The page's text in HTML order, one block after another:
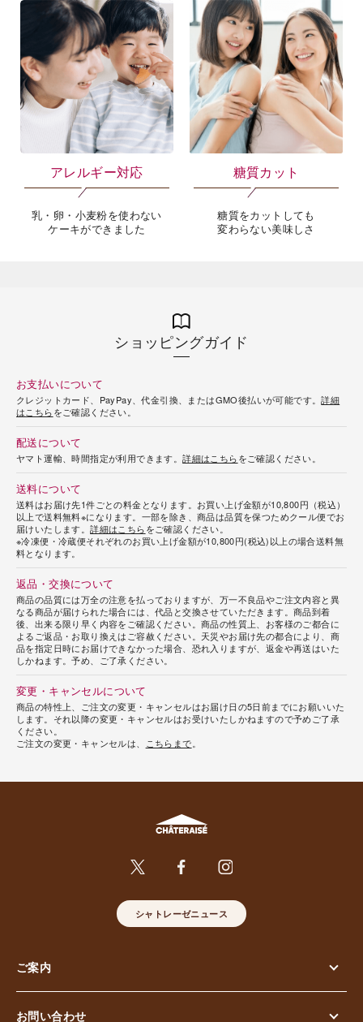
アレルギー対応
乳・卵・小麦粉を使わない
ケーキができました
糖質カット
糖質をカットしても
変わらない美味しさ
ショッピングガイド
お支払いについて
クレジットカード、PayPay、代金引換、またはGMO後払いが可能です。詳細
はこちらをご確認ください。
配送について
ヤマト運輸、時間指定が利用できます。詳細はこちらをご確認ください。
送料について
送料はお届け先1件ごとの料金となります。お買い上げ金額が10,800円（税込）
以上で送料無料※になります。一部を除き、商品は品質を保つためクール便でお
届けいたします。詳細はこちらをご確認ください。
※冷凍便・冷蔵便それぞれのお買い上げ金額が10,800円(税込)以上の場合送料無
料となります。
返品・交換について
商品の品質には万全の注意を払っておりますが、万一不良品やご注文内容と異
なる商品が届けられた場合には、代品と交換させていただきます。商品到着
後、出来る限り早く内容をご確認ください。商品の性質上、お客様のご都合に
よるご返品・お取り換えはご容赦ください。天災やお届け先の都合により、商
品を指定日時にお届けできなかった場合、恐れ入りますが、返金や再送はいた
しかねます。予め、ご了承ください。
変更・キャンセルについて
商品の特性上、ご注文の変更・キャンセルはお届け日の5日前までにお願いいた
します。それ以降の変更・キャンセルはお受けいたしかねますので予めご了承
ください。
ご注文の変更・キャンセルは、
こちらまで
シャトレーゼニュース
ご案内
お問い合わせ